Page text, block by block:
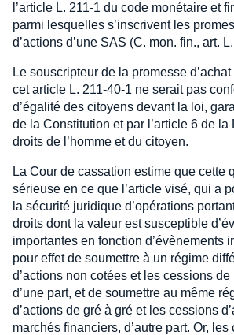
l’article L. 211-1 du code monétaire et
parmi lesquelles s’inscrivent les
d’actions d’une SAS (C. mon. fin., art.
Le souscripteur de la promesse
cet article L. 211-40-1 ne serait pas
d’égalité des citoyens devant la loi,
de la Constitution et par l’article 6 de
droits de l’homme et du citoyen.
La Cour de cassation estime que cette
sérieuse en ce que l’article visé, qui a
la sécurité juridique d’opérations
droits dont la valeur est susceptible
importantes en fonction d’évènements
pour effet de soumettre à un régime
d’actions non cotées et les cessions
d’une part, et de soumettre au même
d’actions de gré à gré et les cessions
marchés financiers, d’autre part. Or,